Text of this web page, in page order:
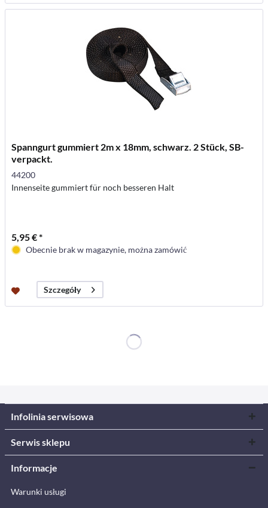
Spanngurt gummiert 2m x 18mm, schwarz. 2 Stück, SB-
verpackt.
44200
Innenseite gummiert für noch besseren Halt
5,95 € *
Obecnie brak w magazynie, można zamówić
Szczegóły
Infolinia serwisowa
Serwis sklepu
Informacje
Warunki usługi